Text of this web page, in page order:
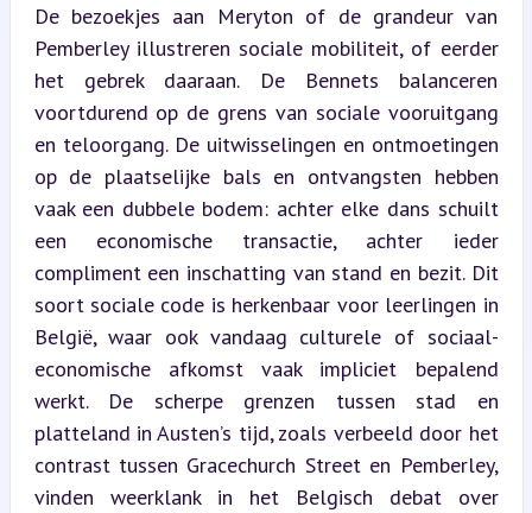
De bezoekjes aan Meryton of de grandeur van
Pemberley illustreren sociale mobiliteit, of eerder
het gebrek daaraan. De Bennets balanceren
voortdurend op de grens van sociale vooruitgang
en teloorgang. De uitwisselingen en ontmoetingen
op de plaatselijke bals en ontvangsten hebben
vaak een dubbele bodem: achter elke dans schuilt
een economische transactie, achter ieder
compliment een inschatting van stand en bezit. Dit
soort sociale code is herkenbaar voor leerlingen in
België, waar ook vandaag culturele of sociaal-
economische afkomst vaak impliciet bepalend
werkt. De scherpe grenzen tussen stad en
platteland in Austen’s tijd, zoals verbeeld door het
contrast tussen Gracechurch Street en Pemberley,
vinden weerklank in het Belgisch debat over